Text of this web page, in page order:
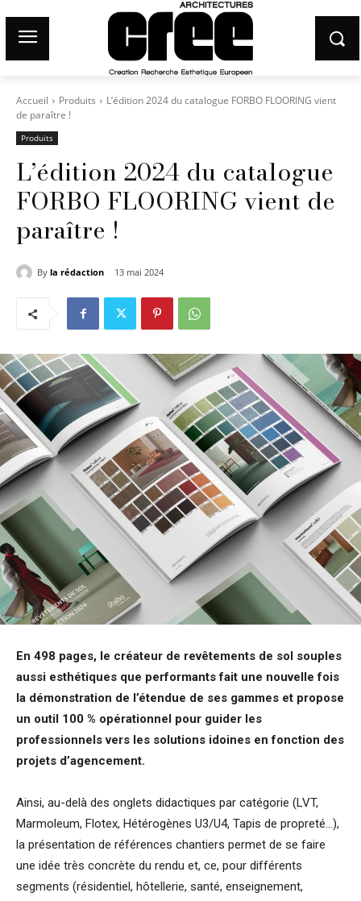
Accueil Produits
L’édition 2024 du catalogue FORBO FLOORING vient
de paraître !
Produits
L’édition 2024 du catalogue
FORBO FLOORING vient de
paraître !
By la rédaction 13 mai 2024
En 498 pages, le créateur de revêtements de sol souples
aussi esthétiques que performants fait une nouvelle fois
la démonstration de l’étendue de ses gammes et propose
un outil 100 % opérationnel pour guider les
professionnels vers les solutions idoines en fonction des
projets d’agencement.
Ainsi, au-delà des onglets didactiques par catégorie (LVT,
Marmoleum, Flotex, Hétérogènes U3/U4, Tapis de propreté…),
la présentation de références chantiers permet de se faire
une idée très concrète du rendu et, ce, pour différents
segments (résidentiel, hôtellerie, santé, enseignement,